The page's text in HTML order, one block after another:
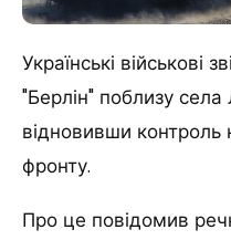
Українські військові
"Берлін" поблизу села
відновивши
фронту.
Про це повідомив